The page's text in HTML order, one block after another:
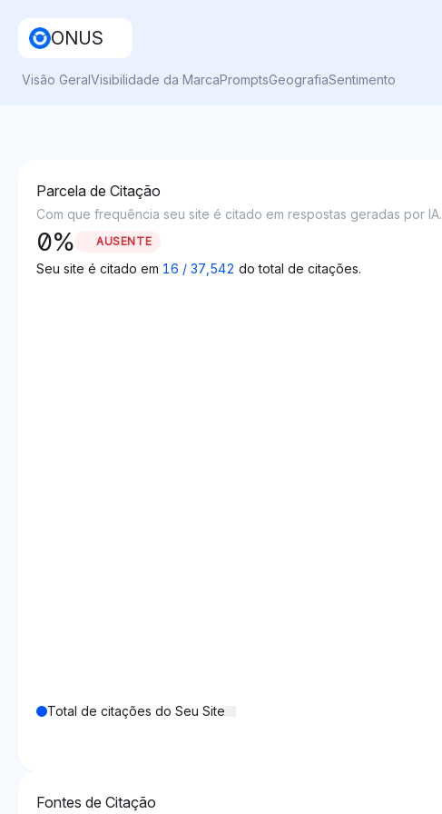
ONUS
Visão GeralVisibilidade da MarcaPromptsGeografiaSentimento
Parcela de Citação
Com que frequência seu site é citado em respostas geradas por IA.
0% AUSENTE
Seu site é citado em 16 / 37,542 do total de citações.
Total de citações do Seu Site
Fontes de Citação